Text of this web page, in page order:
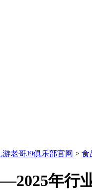
游老哥J9俱乐部官网 > 食
年行